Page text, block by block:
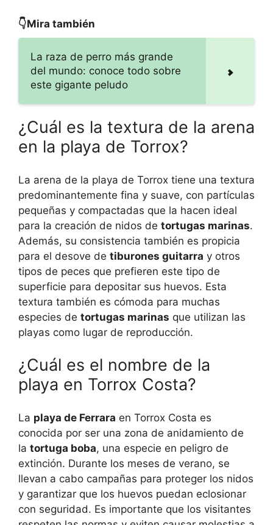
👇Mira también
La raza de perro más grande
del mundo: conoce todo sobre
este gigante peludo
¿Cuál es la textura de la arena
en la playa de Torrox?
La arena de la playa de Torrox tiene una textura
predominantemente fina y suave, con partículas
pequeñas y compactadas que la hacen ideal
para la creación de nidos de tortugas marinas.
Además, su consistencia también es propicia
para el desove de tiburones guitarra y otros
tipos de peces que prefieren este tipo de
superficie para depositar sus huevos. Esta
textura también es cómoda para muchas
especies de tortugas marinas que utilizan las
playas como lugar de reproducción.
¿Cuál es el nombre de la
playa en Torrox Costa?
La playa de Ferrara en Torrox Costa es
conocida por ser una zona de anidamiento de
la tortuga boba, una especie en peligro de
extinción. Durante los meses de verano, se
llevan a cabo campañas para proteger los nidos
y garantizar que los huevos puedan eclosionar
con seguridad. Es importante que los visitantes